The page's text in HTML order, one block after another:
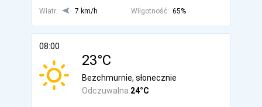
Wiatr: 7 km/h Wilgotność: 65%
08:00
23°C
Odczuwalna 24°C
Bezchmurnie, słonecznie